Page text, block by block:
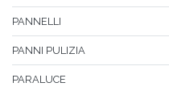
PANNELLI
PANNI PULIZIA
PARALUCE